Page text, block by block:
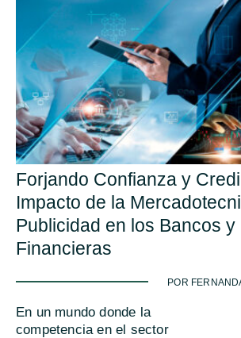
Forjando Confianza y
Impacto de la
Publicidad en los Bancos y
Financieras
- POR
En un mundo donde la
competencia en el sector